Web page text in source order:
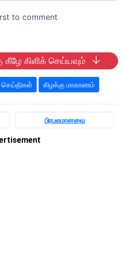
கீழே கிளிக் செய்யவும்
கிழக்கு மாகாணம்
பிரபலமானவை